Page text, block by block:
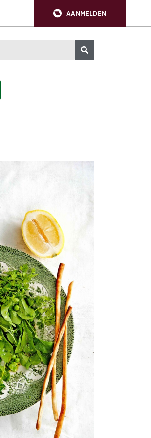
AANMELDEN